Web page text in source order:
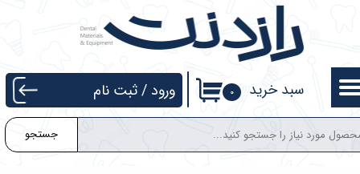
جستجو
۰ سبد خرید ورود /ثبت نام
حساب کاربری من
تغییر گذر واژه
سفارشات
خروج از حساب کاربری